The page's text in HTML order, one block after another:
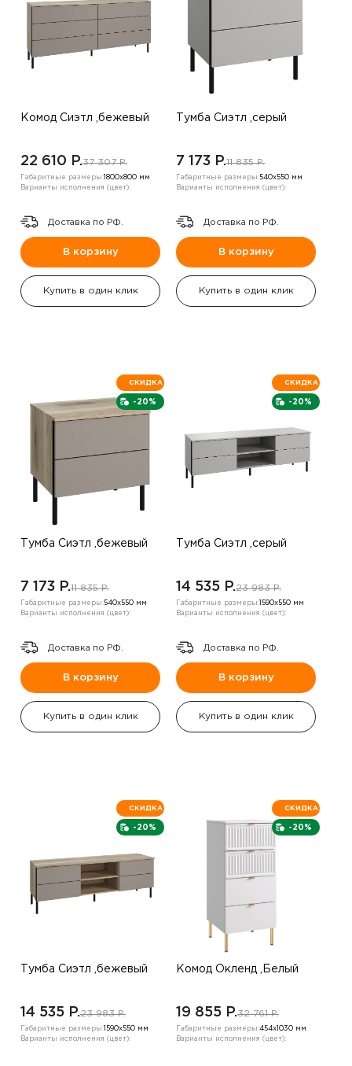
Комод Сиэтл ,бежевый
22 610 P.37 307 P.
Габаритные размеры: 1800х800 мм
Варианты исполнения (цвет):
Доставка по РФ.
В корзину
Купить в один клик
Тумба Сиэтл ,серый
7 173 P.11 835 P.
Габаритные размеры:540х550 мм
Варианты исполнения (цвет):
Доставка по РФ.
В корзину
Купить в один клик
-20%
СКИДКА
Тумба Сиэтл ,бежевый
7 173 P.11 835 P.
Габаритные размеры:540х550 мм
Варианты исполнения (цвет):
Доставка по РФ.
В корзину
Купить в один клик
-20%
СКИДКА
Тумба Сиэтл ,серый
14 535 P.23 983 P.
Габаритные размеры: 1590х550 мм
Варианты исполнения (цвет):
Доставка по РФ.
В корзину
Купить в один клик
-20%
СКИДКА
Тумба Сиэтл ,бежевый
14 535 P.23 983 P.
Габаритные размеры: 1590х550 мм
Варианты исполнения (цвет):
-20%
СКИДКА
Комод Окленд ,Белый
19 855 P.32 761 P.
Габаритные размеры:454х1030 мм
Варианты исполнения (цвет):